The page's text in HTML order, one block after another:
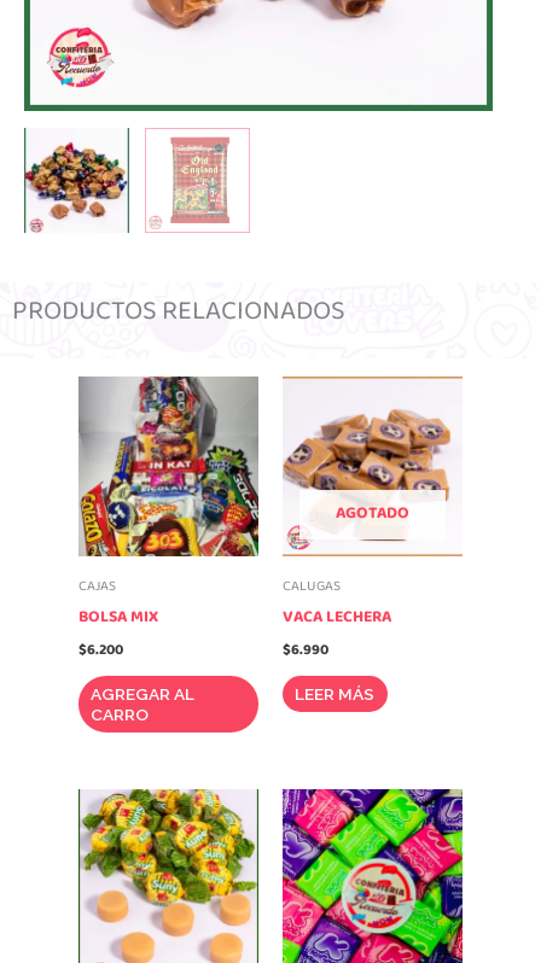
PRODUCTOS RELACIONADOS
CAJAS
BOLSA MIX
$6.200
AGREGAR AL
CARRO
AGOTADO
CALUGAS
VACA LECHERA
$6.990
LEER MÁS